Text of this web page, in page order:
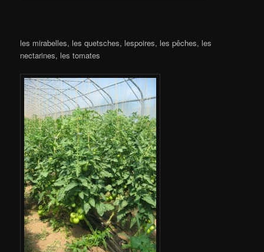
les mirabelles, les quetsches, lespoires, les pêches, les
nectarines, les tomates